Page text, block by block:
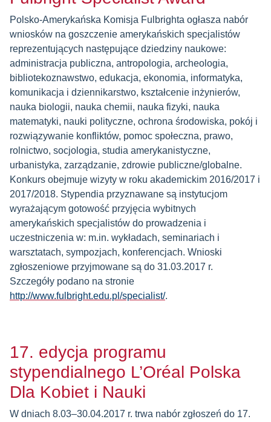
Polsko-Amerykańska Komisja Fulbrighta ogłasza nabór
wniosków na goszczenie amerykańskich specjalistów
reprezentujących następujące dziedziny naukowe:
administracja publiczna, antropologia, archeologia,
bibliotekoznawstwo, edukacja, ekonomia, informatyka,
komunikacja i dziennikarstwo, kształcenie inżynierów,
nauka biologii, nauka chemii, nauka fizyki, nauka
matematyki, nauki polityczne, ochrona środowiska, pokój i
rozwiązywanie konfliktów, pomoc społeczna, prawo,
rolnictwo, socjologia, studia amerykanistyczne,
urbanistyka, zarządzanie, zdrowie publiczne/globalne.
Konkurs obejmuje wizyty w roku akademickim 2016/2017 i
2017/2018. Stypendia przyznawane są instytucjom
wyrażającym gotowość przyjęcia wybitnych
amerykańskich specjalistów do prowadzenia i
uczestniczenia w: m.in. wykładach, seminariach i
warsztatach, sympozjach, konferencjach. Wnioski
zgłoszeniowe przyjmowane są do 31.03.2017 r.
Szczegóły podano na stronie
http://www.fulbright.edu.pl/specialist/.
17. edycja programu
stypendialnego L’Oréal Polska
Dla Kobiet i Nauki
W dniach 8.03–30.04.2017 r. trwa nabór zgłoszeń do 17.